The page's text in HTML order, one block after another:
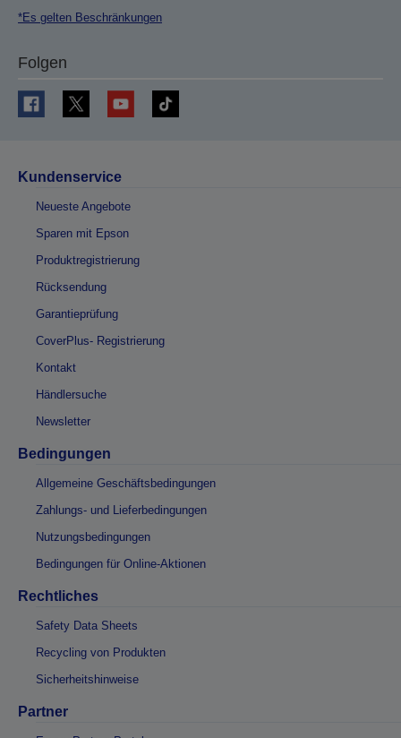
*Es gelten Beschränkungen
Folgen
Kundenservice
Neueste Angebote
Sparen mit Epson
Produktregistrierung
Rücksendung
Garantieprüfung
CoverPlus- Registrierung
Kontakt
Händlersuche
Newsletter
Bedingungen
Allgemeine Geschäftsbedingungen
Zahlungs- und Lieferbedingungen
Nutzungsbedingungen
Bedingungen für Online-Aktionen
Rechtliches
Safety Data Sheets
Recycling von Produkten
Sicherheitshinweise
Partner